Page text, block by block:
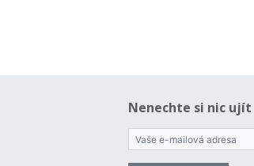
Nenechte si nic ujít